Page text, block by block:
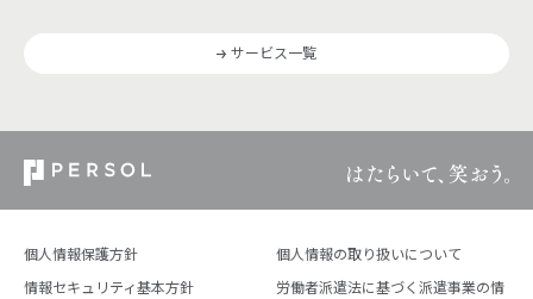
サービス一覧
個人情報保護方針
個人情報の取り扱いについて
情報セキュリティ基本方針
労働者派遣法に基づく派遣事業の情